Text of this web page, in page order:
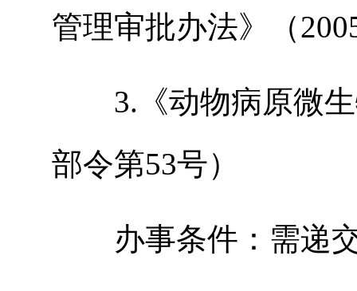
管理审批办法》（
3. 《动物病原微
部令第53号）
办事条件：需递